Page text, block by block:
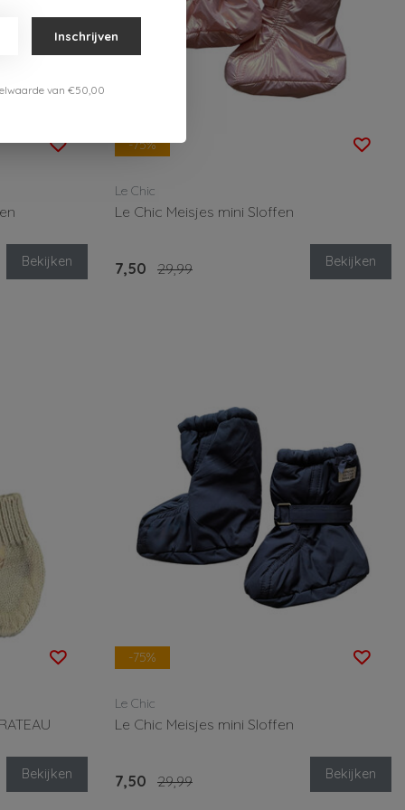
Bekijken
-75%
Le Chic
Le Chic Meisjes mini Sloffen
7,50 29,99 Bekijken
Bekijken
-75%
Le Chic
Le Chic Meisjes mini Sloffen
7,50 29,99 Bekijken
Inschrijven
van €50,00